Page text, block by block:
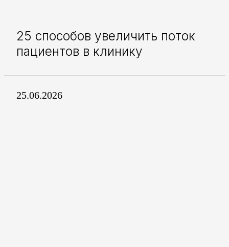
25 способов увеличить поток
пациентов в клинику
25.06.2026